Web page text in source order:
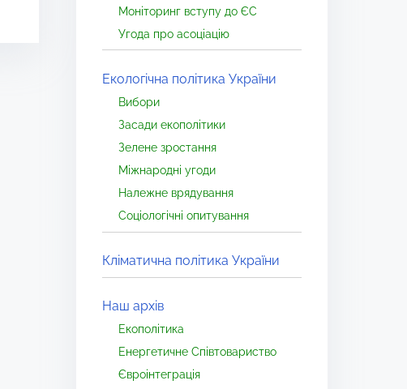
Моніторинг вступу до ЄС
Угода про асоціацію
Екологічна політика України
Вибори
Засади екополітики
Зелене зростання
Міжнародні угоди
Належне врядування
Соціологічні опитування
Кліматична політика України
Наш архів
Екополітика
Енергетичне Співтовариство
Євроінтеграція